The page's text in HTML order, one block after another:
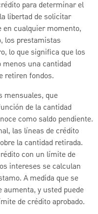
para determinar el
libertad de solicitar
en cualquier momento,
los prestamistas
lo que significa que los
una cantidad
retiren fondos.
mensuales, que
de la cantidad
como saldo pendiente.
las líneas de crédito
la cantidad retirada.
con un límite de
intereses se calculan
A medida que se
aumenta, y usted puede
de crédito aprobado.